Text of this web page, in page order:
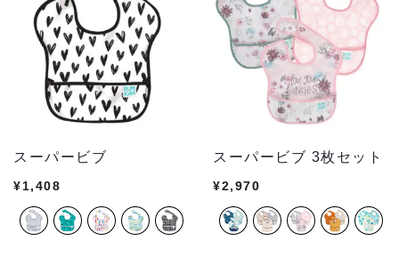
スーパービブ
¥1,408
スーパービブ 3枚セット
¥2,970